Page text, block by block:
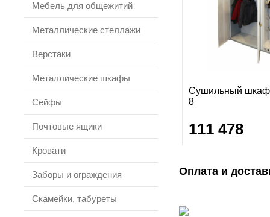
Мебель для общежитий
Металлические стеллажи
Верстаки
Металлические шкафы
Сейфы
Почтовые ящики
Кровати
Заборы и ограждения
Скамейки, табуреты
Сушильный шкаф
8
111 478
Оплата и